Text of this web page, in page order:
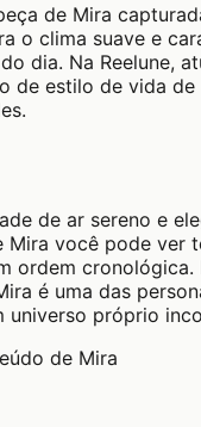
de Mira
o clima suave e
dia. Na Reelune,
de estilo de vida de
de ar sereno e
Mira você pode ver
ordem cronológica.
é uma das
universo próprio
de Mira